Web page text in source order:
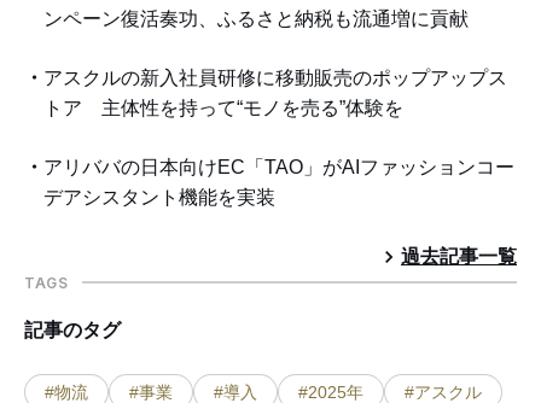
ンペーン復活奏功、ふるさと納税も流通増に貢献
アスクルの新入社員研修に移動販売のポップアップス
トア 主体性を持って“モノを売る”体験を
アリババの日本向けEC「TAO」がAIファッションコー
デアシスタント機能を実装
過去記事一覧
TAGS
記事のタグ
#物流 #事業 #導入 #2025年 #アスクル